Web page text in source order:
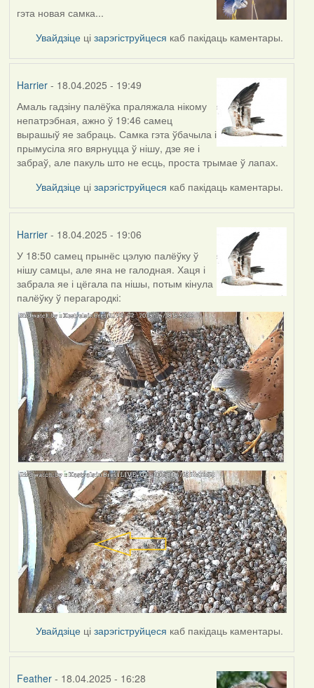
гэта новая самка...
Увайдзіце цізарэгіструйцеся каб пакідаць каментары.
Harrier- 18.04.2025 - 19:49
Амаль гадзіну палёўка праляжала нікому
непатрэбная, ажно ў 19:46 самец
вырашыў яе забраць. Самка гэта ўбачыла і
прымусіла яго вярнуцца ў нішу, дзе яе і
забраў, але пакуль што не есць, проста трымае ў лапах.
Увайдзіце цізарэгіструйцеся каб пакідаць каментары.
Harrier- 18.04.2025 - 19:06
У 18:50 самец прынёс цэлую палёўку ў
нішу самцы, але яна не галодная. Хаця і
забрала яе і цёгала па нішы, потым кінула
палёўку ў перагародкі:
Увайдзіце цізарэгіструйцеся каб пакідаць каментары.
Feather- 18.04.2025 - 16:28